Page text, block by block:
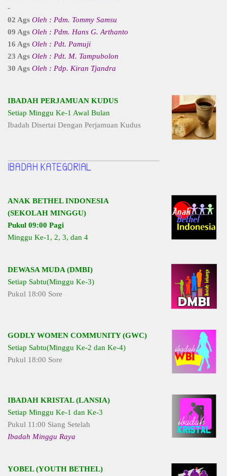
-
02 Ags Oleh : Pdm. Tommy Samsu
09 Ags Oleh : Pdm. Hans G. Arthanto
16 Ags Oleh : Pdt. Pamuji
23 Ags Oleh : Pdt. M. Tampubolon
30 Ags Oleh : Pdp. Kiran Tjandra
IBADAH PERJAMUAN KUDUS
Setiap Minggu Ke-1 Awal Bulan
Ibadah Disertai Dengan Perjamuan Kudus
ANAK BETHEL INDONESIA
(SEKOLAH MINGGU)
Pukul 09:00 Pagi
Minggu Ke-1, 2, 3, dan 4
DEWASA MUDA (DMBI)
Setiap Sabtu(Minggu Ke-3)
Pukul 18:00 Sore
GODLY WOMEN COMMUNITY (GWC)
Setiap Sabtu(Minggu Ke-2 dan Ke-4)
Pukul 18:00 Sore
IBADAH KRISTAL (LANSIA)
Setiap Minggu Ke-1 dan Ke-3
Pukul 11:00 Siang Setelah
Ibadah Minggu Raya
YOBEL (YOUTH BETHEL)